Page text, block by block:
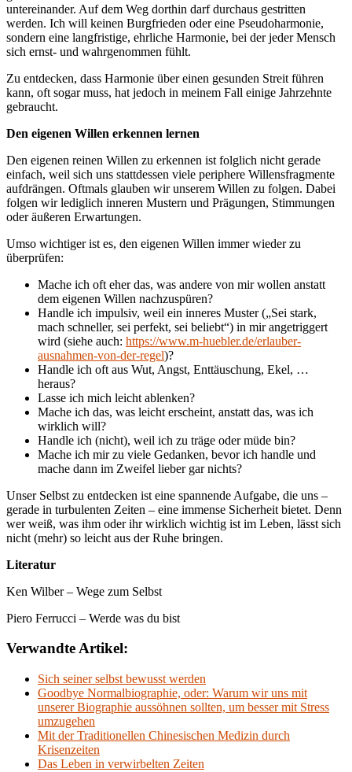
untereinander. Auf dem Weg dorthin darf durchaus gestritten
werden. Ich will keinen Burgfrieden oder eine Pseudoharmonie,
sondern eine langfristige, ehrliche Harmonie, bei der jeder Mensch
sich ernst- und wahrgenommen fühlt.
Zu entdecken, dass Harmonie über einen gesunden Streit führen
kann, oft sogar muss, hat jedoch in meinem Fall einige Jahrzehnte
gebraucht.
Den eigenen Willen erkennen lernen
Den eigenen reinen Willen zu erkennen ist folglich nicht gerade
einfach, weil sich uns stattdessen viele periphere Willensfragmente
aufdrängen. Oftmals glauben wir unserem Willen zu folgen. Dabei
folgen wir lediglich inneren Mustern und Prägungen, Stimmungen
oder äußeren Erwartungen.
Umso wichtiger ist es, den eigenen Willen immer wieder zu
überprüfen:
Mache ich oft eher das, was andere von mir wollen anstatt
dem eigenen Willen nachzuspüren?
Handle ich impulsiv, weil ein inneres Muster („Sei stark,
mach schneller, sei perfekt, sei beliebt“) in mir angetriggert
wird (siehe auch: https://www.m-huebler.de/erlauber-
ausnahmen-von-der-regel)?
Handle ich oft aus Wut, Angst, Enttäuschung, Ekel, …
heraus?
Lasse ich mich leicht ablenken?
Mache ich das, was leicht erscheint, anstatt das, was ich
wirklich will?
Handle ich (nicht), weil ich zu träge oder müde bin?
Mache ich mir zu viele Gedanken, bevor ich handle und
mache dann im Zweifel lieber gar nichts?
Unser Selbst zu entdecken ist eine spannende Aufgabe, die uns –
gerade in turbulenten Zeiten – eine immense Sicherheit bietet. Denn
wer weiß, was ihm oder ihr wirklich wichtig ist im Leben, lässt sich
nicht (mehr) so leicht aus der Ruhe bringen.
Literatur
Ken Wilber – Wege zum Selbst
Piero Ferrucci – Werde was du bist
Verwandte Artikel:
Sich seiner selbst bewusst werden
Goodbye Normalbiographie, oder: Warum wir uns mit
unserer Biographie aussöhnen sollten, um besser mit Stress
umzugehen
Mit der Traditionellen Chinesischen Medizin durch
Krisenzeiten
Das Leben in verwirbelten Zeiten